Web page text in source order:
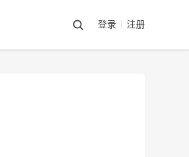
登录 注册